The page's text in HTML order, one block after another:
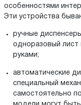
особенностями
Эти устройства
ручные
одноразовый лист
руками;
автоматические
специальный
самостоятельно